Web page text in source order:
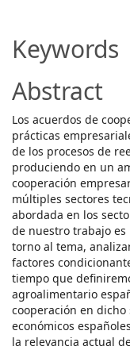
Keywords
Abstract
Los acuerdos de
prácticas
de los procesos de
produciendo en un
cooperación
múltiples sectores
abordada en los
de nuestro trabajo
torno al tema,
factores
tiempo que
agroalimentario
cooperación en
económicos
la relevancia actual